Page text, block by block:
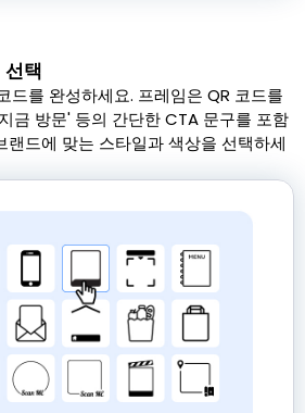
선택
드를 완성하세요. 프레임은 QR 코드를
금 방문' 등의 간단한 CTA 문구를 포함
랜드에 맞는 스타일과 색상을 선택하세